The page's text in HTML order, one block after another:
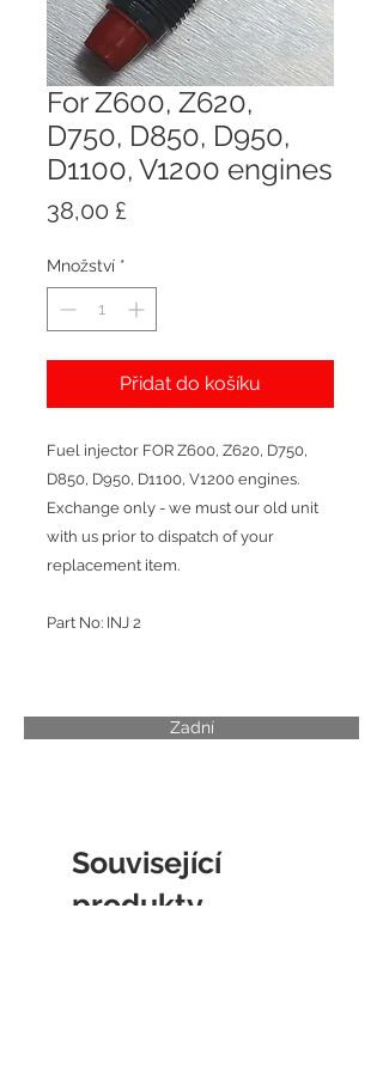
For Z600, Z620,
D750, D850, D950,
D1100, V1200 engines
38,00 £
Množství *
Přidat do košíku
Fuel injector FOR Z600, Z620, D750,
D850, D950, D1100, V1200 engines.
Exchange only - we must our old unit
with us prior to dispatch of your
replacement item.
Part No: INJ 2
Zadní
Související
produkty